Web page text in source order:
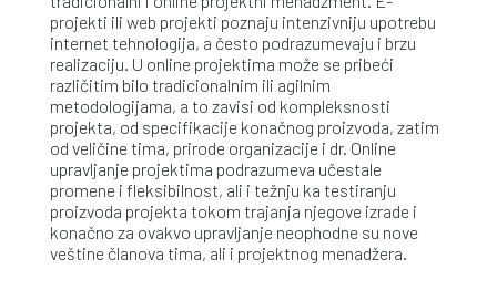
projekti ili web projekti poznaju intenzivniju upotrebu
internet tehnologija, a često podrazumevaju i brzu
realizaciju. U online projektima može se pribeći
različitim bilo tradicionalnim ili agilnim
metodologijama, a to zavisi od kompleksnosti
projekta, od specifikacije konačnog proizvoda, zatim
od veličine tima, prirode organizacije i dr. Online
upravljanje projektima podrazumeva učestale
promene i fleksibilnost, ali i težnju ka testiranju
proizvoda projekta tokom trajanja njegove izrade i
konačno za ovakvo upravljanje neophodne su nove
veštine članova tima, ali i projektnog menadžera.